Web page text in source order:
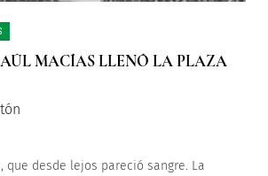
MACÍAS LLENÓ LA PLAZA
que desde lejos pareció sangre. La